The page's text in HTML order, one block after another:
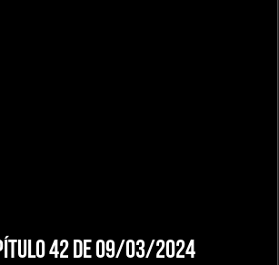
42 de 09/03/2024